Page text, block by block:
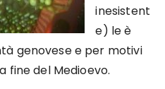
inesistent
e) le è
genovese e per motivi
fine del Medioevo.